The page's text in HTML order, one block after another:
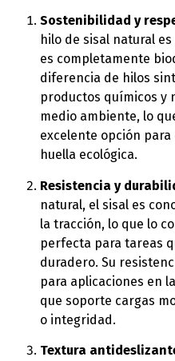
Sostenibilidad y
hilo de sisal natural
es completamente
diferencia de hilos
productos químicos y
medio ambiente, lo
excelente opción
huella ecológica.
Resistencia y
natural, el sisal es
la tracción, lo que lo
perfecta para tareas
duradero. Su
para aplicaciones en
que soporte cargas
o integridad.
Textura